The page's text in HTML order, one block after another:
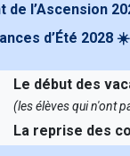
de l’Ascension
d’Été 2028 ☀️
Le début des
(les élèves qui n'ont
La reprise des